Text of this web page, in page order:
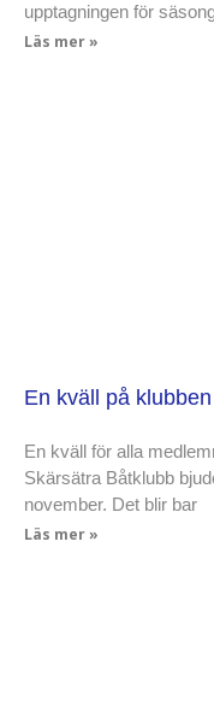
upptagningen för
Läs mer »
En kväll på klubben
En kväll för alla
Skärsätra Båtklubb
november. Det blir bar
Läs mer »